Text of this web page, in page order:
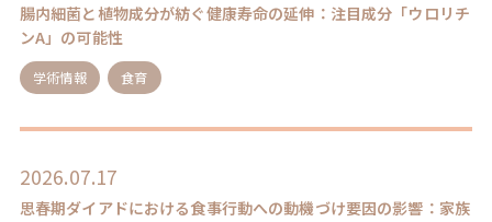
腸内細菌と植物成分が紡ぐ健康寿命の延伸：注目成分「ウロリチ
ンA」の可能性
学術情報 食育
2026.07.17
思春期ダイアドにおける食事行動への動機づけ要因の影響：家族